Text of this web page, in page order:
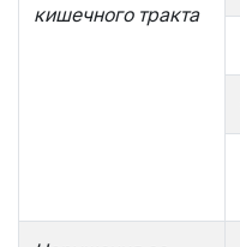
кишечного тракта